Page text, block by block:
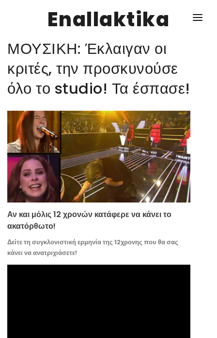
Enallaktika
ΥΓΕΙΑ
ΔΙΑΦΟΡΑ
ΕΝΑΛΛΑΚΤΙΚΑ
ΑΥΤΑΡΚΕΙΑ
ΣΧΕΣΕΙΣ
ΚΑΛΛΙΕΡΓΕΙΕΣ
ΜΟΥΣΙΚΗ: Έκλαιγαν οι
κριτές, την προσκυνούσε
όλο το studio! Τα έσπασε!
Αν και μόλις 12 χρονών κατάφερε να κάνει το
ακατόρθωτο!
Δείτε τη συγκλονιστική ερμηνία της 12χρονης που θα σας
κάνει να ανατριχιάσετε!